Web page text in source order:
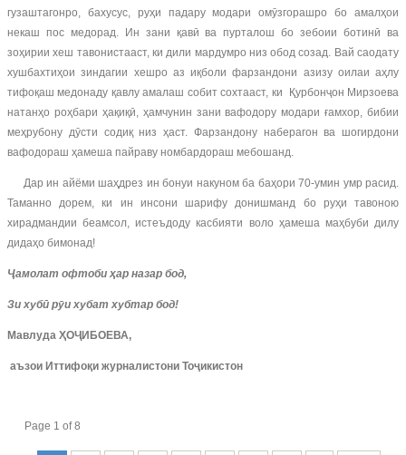
гузаштагонро, бахусус, руҳи падару модари омӯзгорашро бо амалҳои
некаш пос медорад. Ин зани қавӣ ва пурталош бо зебоии ботинӣ ва
зоҳирии хеш тавонистааст, ки дили мардумро низ обод созад. Вай саодату
хушбахтиҳои зиндагии хешро аз иқболи фарзандони азизу оилаи аҳлу
тифоқаш медонаду қавлу амалаш собит сохтааст, ки Қурбонҷон Мирзоева
натанҳо роҳбари ҳақиқӣ, ҳамчунин зани вафодору модари ғамхор, бибии
меҳрубону дӯсти содиқ низ ҳаст. Фарзандону наберагон ва шогирдони
вафодораш ҳамеша пайраву номбардораш мебошанд.
Дар ин айёми шаҳдрез ин бонуи накуном ба баҳори 70-умин умр расид.
Таманно дорем, ки ин инсони шарифу донишманд бо руҳи тавоною
хирадмандии беамсол, истеъдоду касбияти воло ҳамеша маҳбуби дилу
дидаҳо бимонад!
Ҷамолат офтоби ҳар назар бод,
Зи хубӣ рӯи хубат хубтар бод!
Мавлуда ҲОҶИБОЕВА,
аъзои Иттифоқи журналистони Тоҷикистон
Page 1 of 8